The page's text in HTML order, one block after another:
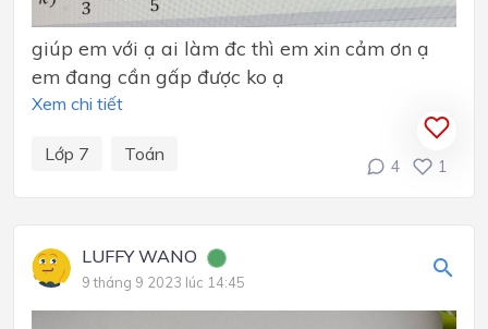
giúp em với ạ ai làm đc thì em xin cảm ơn ạ
em đang cần gấp được ko ạ
Xem chi tiết
Lớp 7 Toán
4 1
LUFFY WANO
9 tháng 9 2023 lúc 14:45